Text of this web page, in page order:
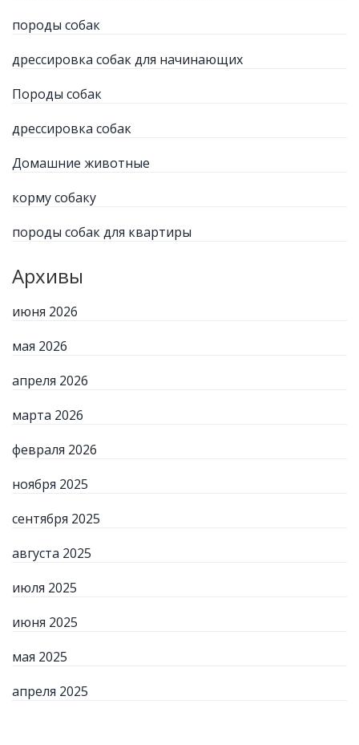
породы собак
дрессировка собак для начинающих
Породы собак
дрессировка собак
Домашние животные
корму собаку
породы собак для квартиры
Архивы
июня 2026
мая 2026
апреля 2026
марта 2026
февраля 2026
ноября 2025
сентября 2025
августа 2025
июля 2025
июня 2025
мая 2025
апреля 2025